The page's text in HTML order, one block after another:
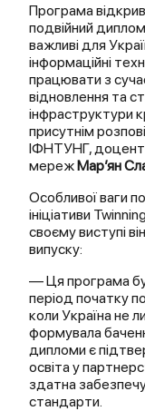
Програма
подвійний
важливі для
інформаційні
працювати з
відновлення та
інфраструктури
присутнім
ІФНТУНГ, доцент
мережМар’ян
Особливої ваги
ініціативи
своєму виступі
випуску:
— Ця програма
період початку
коли Україна не
формувала
дипломи є
освіта у
здатна
стандарти.